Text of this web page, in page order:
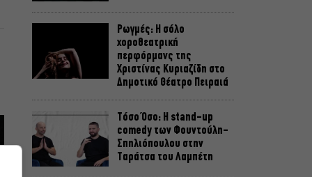
Ρωγμές: Η σόλο
χοροθεατρική
περφόρμανς της
Χριστίνας Κυριαζίδη στο
Δημοτικό Θέατρο Πειραιά
Τόσο Όσο: Η stand-up
comedy των Φουντούλη-
Σπηλιόπουλου στην
Ταράτσα του Λαμπέτη